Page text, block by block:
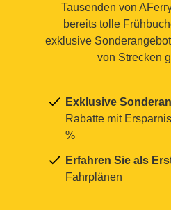
Tausenden von
bereits tolle
exklusive
von Strecken
Exklusive
Rabatte mit
%
Erfahren Sie als
Fahrplänen